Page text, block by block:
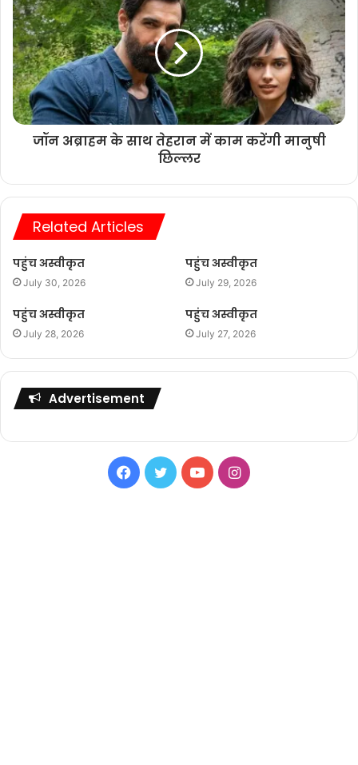
जॉन अब्राहम के साथ तेहरान में काम करेंगी मानुषी
छिल्लर
Related Articles
पहुंच अस्वीकृत
July 30, 2026
पहुंच अस्वीकृत
July 29, 2026
पहुंच अस्वीकृत
July 28, 2026
पहुंच अस्वीकृत
July 27, 2026
Advertisement
Facebook
TwitterYouTubeInstagram